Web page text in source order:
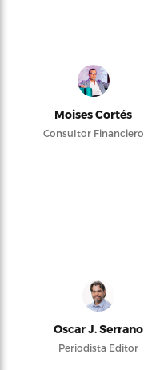
Moises Cortés
Consultor Financiero
Oscar J. Serrano
Periodista Editor